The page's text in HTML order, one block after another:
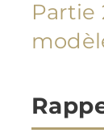
Partie